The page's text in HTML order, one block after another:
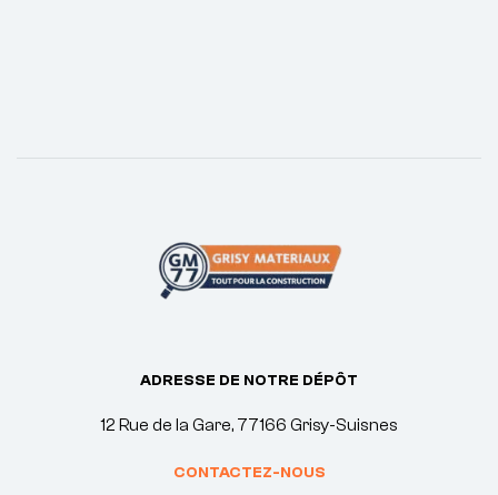
ADRESSE DE NOTRE DÉPÔT
12 Rue de la Gare, 77166 Grisy-Suisnes
CONTACTEZ-NOUS